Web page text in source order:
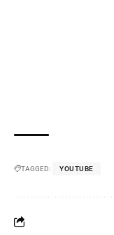
TAGGED: YOUTUBE